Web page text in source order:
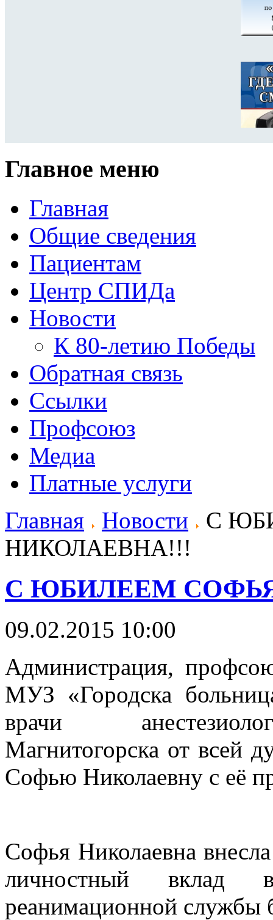
Главное меню
Главная
Общие сведения
Пациентам
Центр СПИДа
Новости
К 80-летию Победы
Обратная связь
Ссылки
Профсоюз
Медиа
Платные услуги
Главная
Новости
С
НИКОЛАЕВНА!!!
С ЮБИЛЕЕМ
09.02.2015 10:00
Администрация,
МУЗ «Городска
врачи
Магнитогорска от всей
Софью Николаевну с её
Софья Николаевна
личностный вклад в
реанимационной службы